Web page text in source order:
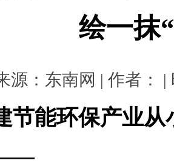
绘一抹
源：东南网 | 作者： |
节能环保产业
——